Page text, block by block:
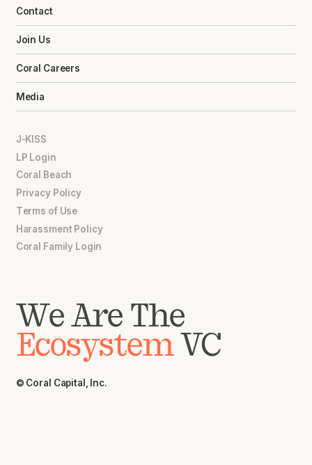
Contact
Join Us
Coral Careers
Media
J-KISS
LP Login
Coral Beach
Privacy Policy
Terms of Use
Harassment Policy
Coral Family Login
We Are The
EcosystemVC
© Coral Capital, Inc.